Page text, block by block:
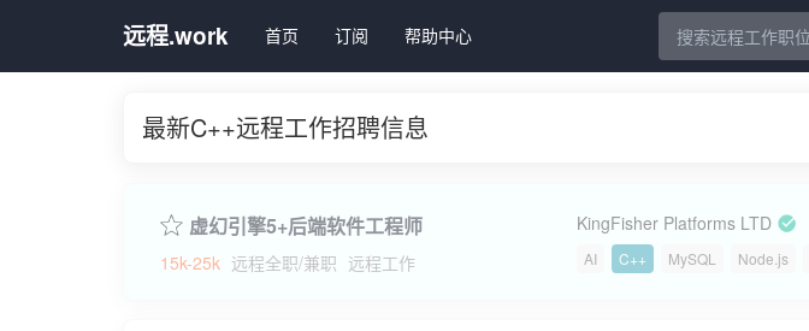
远程.work 首页 订阅 帮助中心
最新C++远程工作招聘信息
虚幻引擎5+后端软件工程师
15k-25k 远程全职/兼职 远程工作
KingFisher Platforms LTD
AI C++ MySQL Node.js